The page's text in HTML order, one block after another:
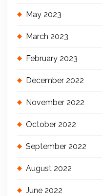
May 2023
March 2023
February 2023
December 2022
November 2022
October 2022
September 2022
August 2022
June 2022